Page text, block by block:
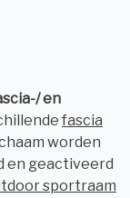
en
fascia
worden
en geactiveerd
sportraam